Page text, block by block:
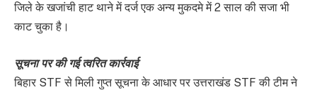
जिले के खजांची हाट थाने में दर्ज एक अन्य मुकदमे में 2 साल की सजा भी
काट चुका है।
सूचना पर की गई त्वरित कार्रवाई
बिहार STF से मिली गुप्त सूचना के आधार पर उत्तराखंड STF की टीम ने